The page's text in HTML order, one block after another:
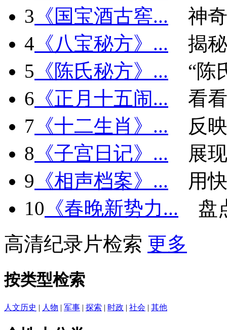
3 《国宝酒古窖...
神
4 《八宝秘方》...
揭
5 《陈氏秘方》...
“陈
6 《正月十五闹...
看
7 《十二生肖》...
反
8 《子宫日记》...
展
9 《相声档案》...
用
10 《春晚新势力...
盘
高清纪录片检索 更多
按类型检索
人文历史 | 人物 | 军事 | 探索 | 时政 | 社会 | 其他